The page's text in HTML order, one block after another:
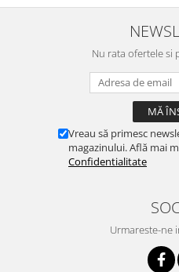
Nu rata ofertele si
Vreau să primesc
magazinului. Află mai
Confidentialitate
Urmareste-ne